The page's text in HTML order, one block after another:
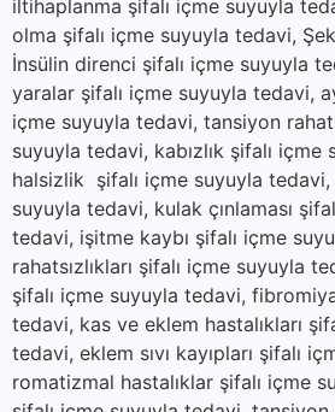
iltihaplanma şifalı içme suyuyla
olma şifalı içme suyuyla tedavi,
İnsülin direnci şifalı içme suyuyla
yaralar şifalı içme suyuyla tedavi,
içme suyuyla tedavi, tansiyon
suyuyla tedavi, kabızlık şifalı içme
halsizlik şifalı içme suyuyla tedavi,
suyuyla tedavi, kulak çınlaması
tedavi, işitme kaybı şifalı içme
rahatsızlıkları şifalı içme suyuyla
şifalı içme suyuyla tedavi,
tedavi, kas ve eklem hastalıkları
tedavi, eklem sıvı kayıpları şifalı
romatizmal hastalıklar şifalı içme